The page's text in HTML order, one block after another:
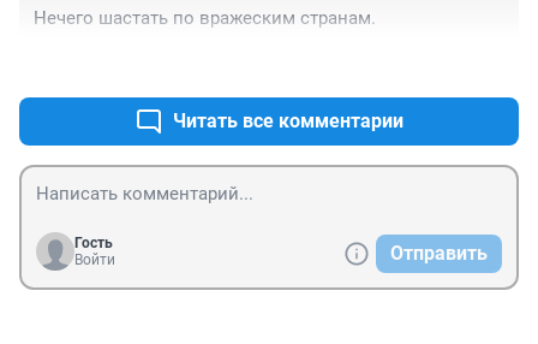
Нечего шастать по вражеским странам.
Читать все комментарии
Гость
Войти
Отправить